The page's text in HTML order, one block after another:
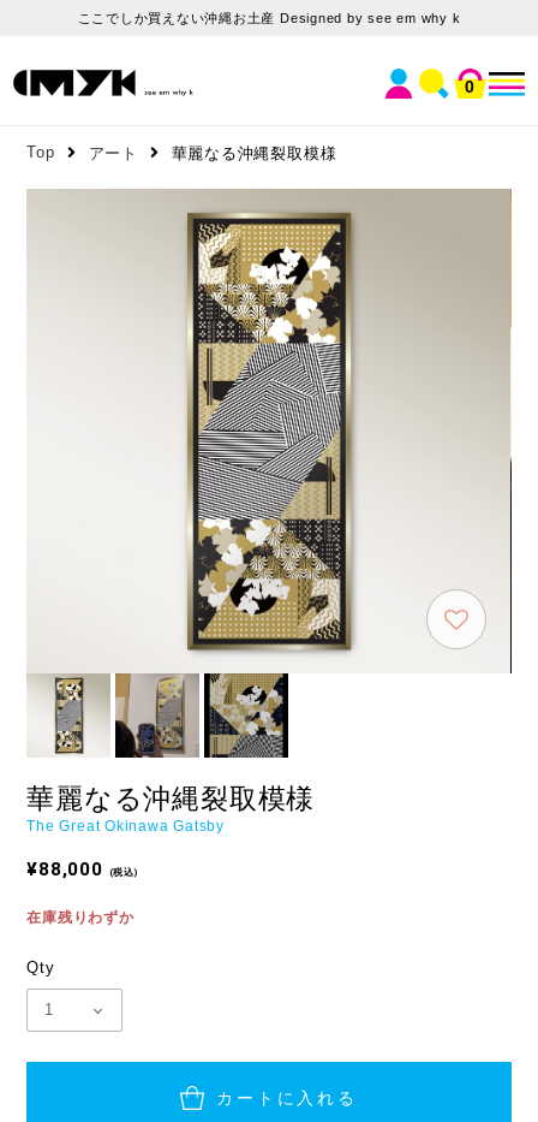
ここでしか買えない沖縄お土産 Designed by see em why k
0
Top アート 華麗なる沖縄裂取模様
華麗なる沖縄裂取模様
The Great Okinawa Gatsby
¥88,000 (税込)
在庫残りわずか
Qty
カートに入れる